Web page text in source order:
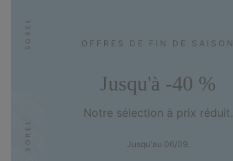
OFFRES DE FIN DE SAISON
Jusqu'à -40 %
Notre sélection à prix réduit.
Jusqu'au 06/09.